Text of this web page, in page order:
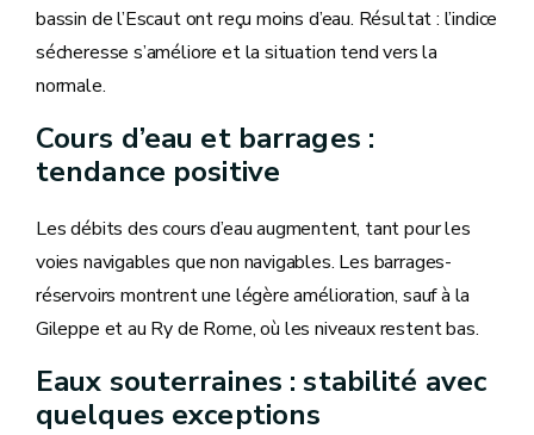
bassin de l’Escaut ont reçu moins d’eau. Résultat : l’indice
sécheresse s’améliore et la situation tend vers la
normale.
Cours d’eau et barrages :
tendance positive
Les débits des cours d’eau augmentent, tant pour les
voies navigables que non navigables. Les barrages-
réservoirs montrent une légère amélioration, sauf à la
Gileppe et au Ry de Rome, où les niveaux restent bas.
Eaux souterraines : stabilité avec
quelques exceptions